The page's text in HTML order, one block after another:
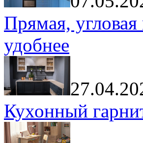
Прямая,
удобнее
Кухонный